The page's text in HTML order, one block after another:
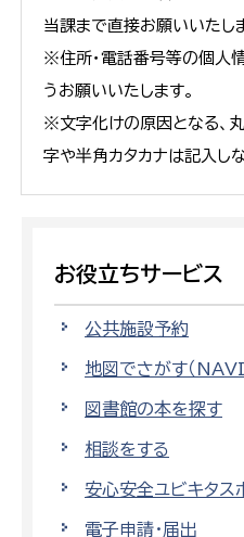
当課まで直接お願いいたし
※住所・電話番号等の個人
うお願いいたします。
※文字化けの原因となる、
字や半角カタカナは記入し
お役立ちサービス
公共施設予約
地図でさがす（NAVI
図書館の本を探す
相談をする
安心安全ユビキタス
電子申請・届出